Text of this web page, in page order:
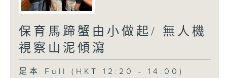
保育馬蹄蟹由小做起/ 無人機
視察山泥傾瀉
足本 Full (HKT 12:20 - 14:00)